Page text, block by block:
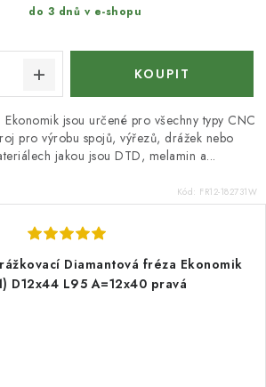
do 3 dnů v e-shopu
jsou určené pro všechny typy CNC
pro výrobu spojů, výřezů, drážek nebo
jakou jsou DTD, melamin a...
Kód: FR12-182731W
Diamantová fréza Ekonomik
D12x44 L95 A=12x40 pravá